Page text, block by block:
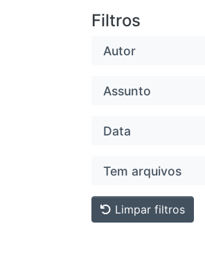
Filtros
Autor
Assunto
Data
Tem arquivos
Limpar filtros